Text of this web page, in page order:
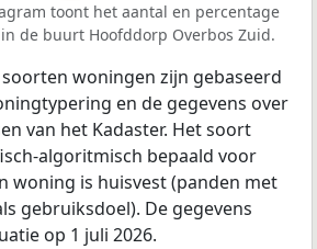
toont het aantal en percentage
de buurt Hoofddorp Overbos Zuid.
woningen zijn gebaseerd
en de gegevens over
van het Kadaster. Het soort
algoritmisch bepaald voor
woning is huisvest (panden met
gebruiksdoel). De gegevens
op 1 juli 2026.